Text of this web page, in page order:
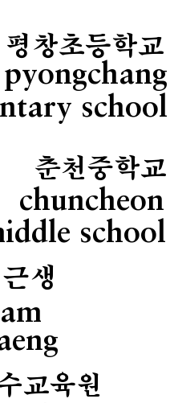
school
평창초등학교
pyongchang
school
춘천중학교
chuncheon
생
교육원